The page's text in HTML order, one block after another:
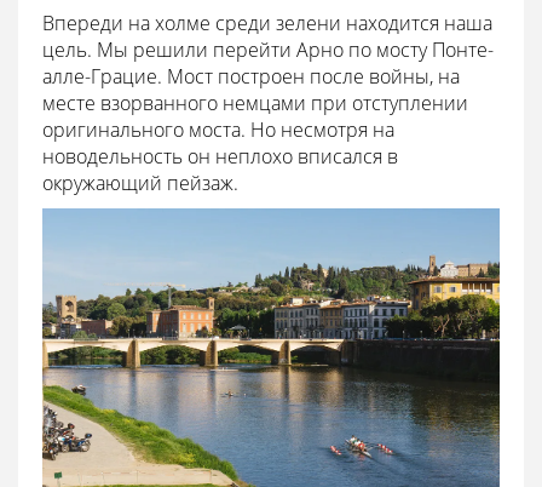
Впереди на холме среди зелени находится наша
цель. Мы решили перейти Арно по мосту Понте-
алле-Грацие. Мост построен после войны, на
месте взорванного немцами при отступлении
оригинального моста. Но несмотря на
новодельность он неплохо вписался в
окружающий пейзаж.